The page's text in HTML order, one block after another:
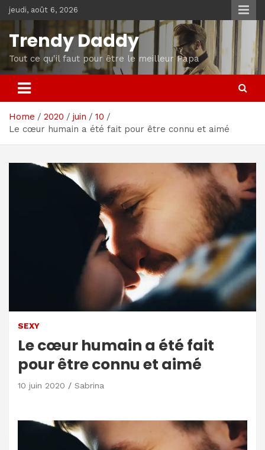
Skip
to
content
jeudi, août 6, 2026
Trendy Daddy
Tout ce qu'il faut pour être le meilleur Papa
Home 2020 juin
10
Le cœur humain a été fait pour être connu et aimé
SEXY
Le cœur humain a été fait
pour être connu et aimé
10 juin 2020 Sabrina